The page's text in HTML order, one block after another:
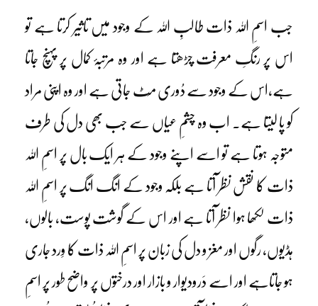
جب اسمِ اللہ ذات طالبِ اللہ کے وجود میں تاثیر کرتا ہے تو
اس پر رنگِ معرفت چڑھتا ہے اور وہ مرتبۂ کمال پر پہنچ جاتا
ہے،اس کے وجود سے دُوری مِٹ جاتی ہے اور وہ اپنی مراد
کو پا لیتا ہے۔ اب وہ چشمِ عیاں سے جب بھی دل کی طرف
متوجہ ہوتا ہے تو اسے اپنے وجود کے ہر ایک بال پر اسمِ اللہ
ذات کا نقش نظر آتا ہے بلکہ وجود کے انگ انگ پر اسمِ اللہ
ذات لکھا ہوا نظر آتا ہے اور اس کے گوشت پوست، بالوں،
ہڈیوں، رگوں اور مغز و دل کی زبان پر اسمِ اللہ ذات کا وِرد جاری
ہو جاتاہے اور اسے دَرودیوار و بازار اور درختوں پر واضح طور پر اسمِ